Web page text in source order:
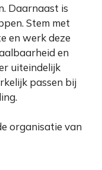
Daarnaast is
Stem met
en werk deze
en
uiteindelijk
passen bij
organisatie van